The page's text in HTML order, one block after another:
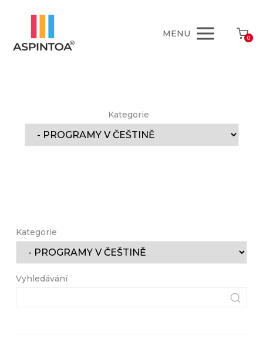
MENU 0
Kategorie
Kategorie
Vyhledávání